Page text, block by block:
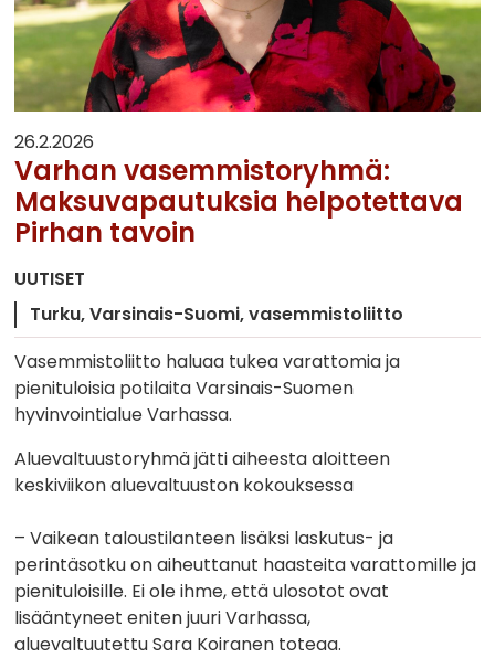
26.2.2026
Varhan vasemmistoryhmä:
Maksuvapautuksia helpotettava
Pirhan tavoin
UUTISET
Turku Varsinais-Suomi vasemmistoliitto
Vasemmistoliitto haluaa tukea varattomia ja
pienituloisia potilaita Varsinais-Suomen
hyvinvointialue Varhassa.
Aluevaltuustoryhmä jätti aiheesta aloitteen
keskiviikon aluevaltuuston kokouksessa
– Vaikean taloustilanteen lisäksi laskutus- ja
perintäsotku on aiheuttanut haasteita varattomille ja
pienituloisille. Ei ole ihme, että ulosotot ovat
lisääntyneet eniten juuri Varhassa,
aluevaltuutettu Sara Koiranen toteaa.